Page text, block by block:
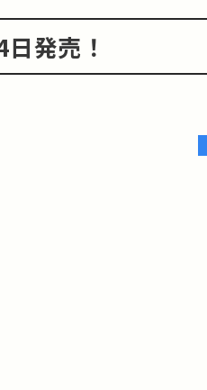
発売！